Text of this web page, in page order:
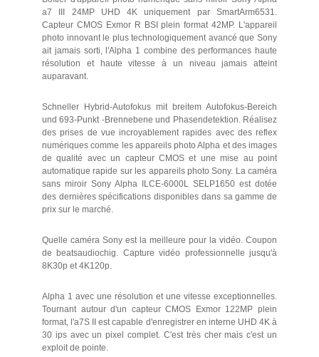
a7 III 24MP UHD 4K uniquement par SmartArm6531.
Capteur CMOS Exmor R BSI plein format 42MP. L'appareil
photo innovant le plus technologiquement avancé que Sony
ait jamais sorti, l'Alpha 1 combine des performances haute
résolution et haute vitesse à un niveau jamais atteint
auparavant.
Schneller Hybrid-Autofokus mit breitem Autofokus-Bereich
und 693-Punkt -Brennebene und Phasendetektion. Réalisez
des prises de vue incroyablement rapides avec des reflex
numériques comme les appareils photo Alpha et des images
de qualité avec un capteur CMOS et une mise au point
automatique rapide sur les appareils photo Sony. La caméra
sans miroir Sony Alpha ILCE-6000L SELP1650 est dotée
des dernières spécifications disponibles dans sa gamme de
prix sur le marché.
Quelle caméra Sony est la meilleure pour la vidéo. Coupon
de beatsaudiochig. Capture vidéo professionnelle jusqu'à
8K30p et 4K120p.
Alpha 1 avec une résolution et une vitesse exceptionnelles.
Tournant autour d'un capteur CMOS Exmor 122MP plein
format, l'a7S II est capable d'enregistrer en interne UHD 4K à
30 ips avec un pixel complet. C'est très cher mais c'est un
exploit de pointe.